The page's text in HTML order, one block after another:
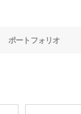
ポートフォリオ